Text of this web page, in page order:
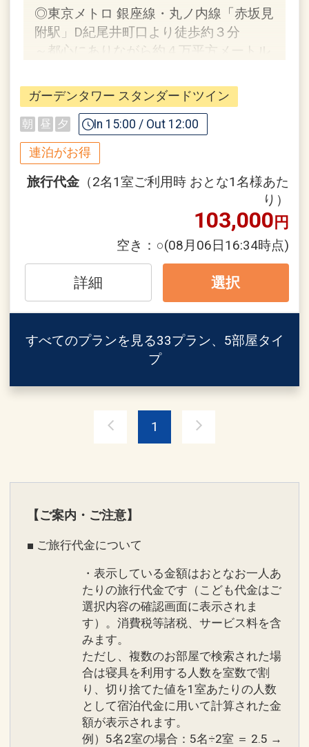
ツ対象
●客室内にミネラルウォーターをご用
意！
す。
●添い寝のお子様は朝食をご用意！
※0～3歳の対象ビュッフェレストラン利
用時に限ります。
●客室内での高速インターネットが（Wi-
Fi含む）無料
※パソコン等のデバイスはご持参くださ
●客室内にバスローブをご用意！
●高層階（22階以上）のお部屋をご用
※旅行代金に含まれます。
「食事なしプラン」と「朝食付プラン」
をご用意しています
※ご覧のページがどちらかを
設定期間：2026年5月7日～2026年9月
インターネットコース番号：DP-1-
17637797
◎東京メトロ 銀座線・丸ノ内線「赤坂見
附駅」D紀尾井町口より徒歩約３分
～都心にありながら約４万平方メートル
【連泊するとお得】連泊割引がございま
す
連泊の場合、
1泊目より1泊につきおひとり様
００円引
※割引適用後のご旅行代金は、カレンダ
ーからお進みいただいた後表示される
「空室照会結果確認画面」でご確認くだ
さい。
※宿泊期間中すべての日において人数・
氏名・客室タイプ・食事条件・プラン同
一であることが割引適用の条件となりま
す。
うれしいポイント！
付！（おひとり様１泊につき１枚）
※「パティスリーSATSUKI」「ピエー
ツ対象
意！
す。
●添い寝のお子様は朝食をご用意！
※0～3歳の対象ビュッフェレストラン利
用時に限ります。
●客室内での高速インターネットが（Wi-
Fi含む）無料
※パソコン等のデバイスはご持参くださ
●客室内にバスローブをご用意！
●高層階（22階以上）のお部屋をご用
ガーデンタワー スタンダードツイン
朝 昼 夕 In 15:00 / Out 12:00
連泊がお得
旅行代金 （2名1室ご利用時 おとな1名様あた
り）
103,000円
空き： ○(08月06日16:34時点)
詳細 選択
すべてのプランを見る33プラン、5部屋タイ
プ
1
【ご案内・ご注意】
■ ご旅行代金について
・表示している金額はおとなお一人あ
たりの旅行代金です（こども代金はご
選択内容の確認画面に表示されま
す）。消費税等諸税、サービス料を含
みます。
ただし、複数のお部屋で検索された場
合は寝具を利用する人数を室数で割
り、切り捨てた値を1室あたりの人数
として宿泊代金に用いて計算された金
額が表示されます。
例）5名2室の場合：5名÷2室 ＝ 2.5 →